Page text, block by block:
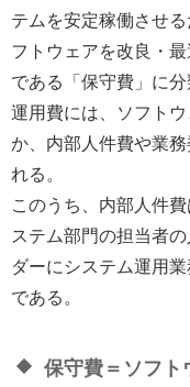
テムを安定稼働させ
フトウェアを改良・
である「保守費」に分
運用費には、ソフト
か、内部人件費や業
れる。
このうち、内部人件
ステム部門の担当者
ダーにシステム運用
である。
保守費＝ソフト